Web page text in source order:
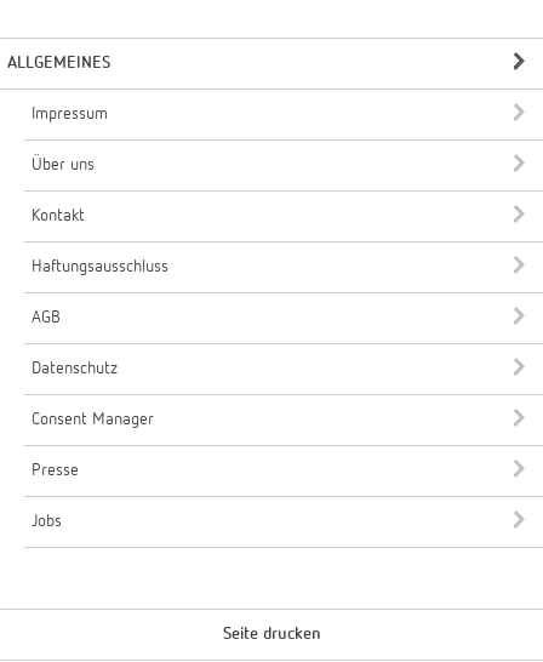
ALLGEMEINES
Impressum
Über uns
Kontakt
Haftungsausschluss
AGB
Datenschutz
Consent Manager
Presse
Jobs
Seite drucken